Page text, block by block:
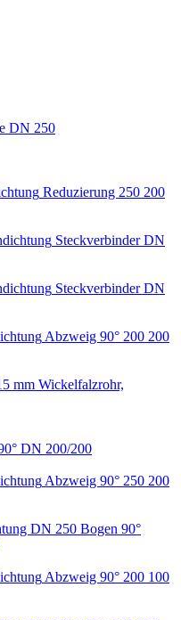
DN 250
Reduzierung 250 200
Steckverbinder DN
Steckverbinder DN
Abzweig 90° 200 200
Wickelfalzrohr,
DN 200/200
Abzweig 90° 250 200
Bogen 90°
Abzweig 90° 200 100